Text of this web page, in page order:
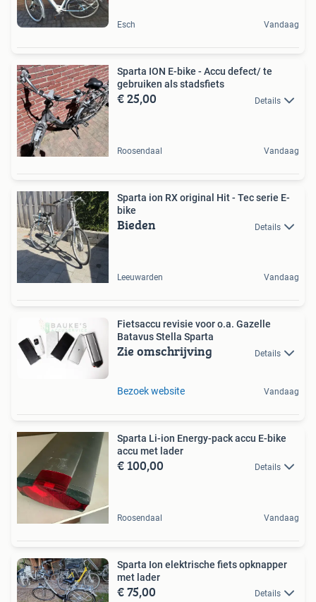
Esch Vandaag
Sparta ION E-bike - Accu defect/ te
gebruiken als stadsfiets
€ 25,00 Details
Roosendaal Vandaag
Sparta ion RX original Hit - Tec serie E-
bike
Bieden Details
Leeuwarden Vandaag
Fietsaccu revisie voor o.a. Gazelle
Batavus Stella Sparta
Zie omschrijving Details
Bezoek website Vandaag
Sparta Li-ion Energy-pack accu E-bike
accu met lader
€ 100,00 Details
Roosendaal Vandaag
Sparta Ion elektrische fiets opknapper
met lader
€ 75,00 Details